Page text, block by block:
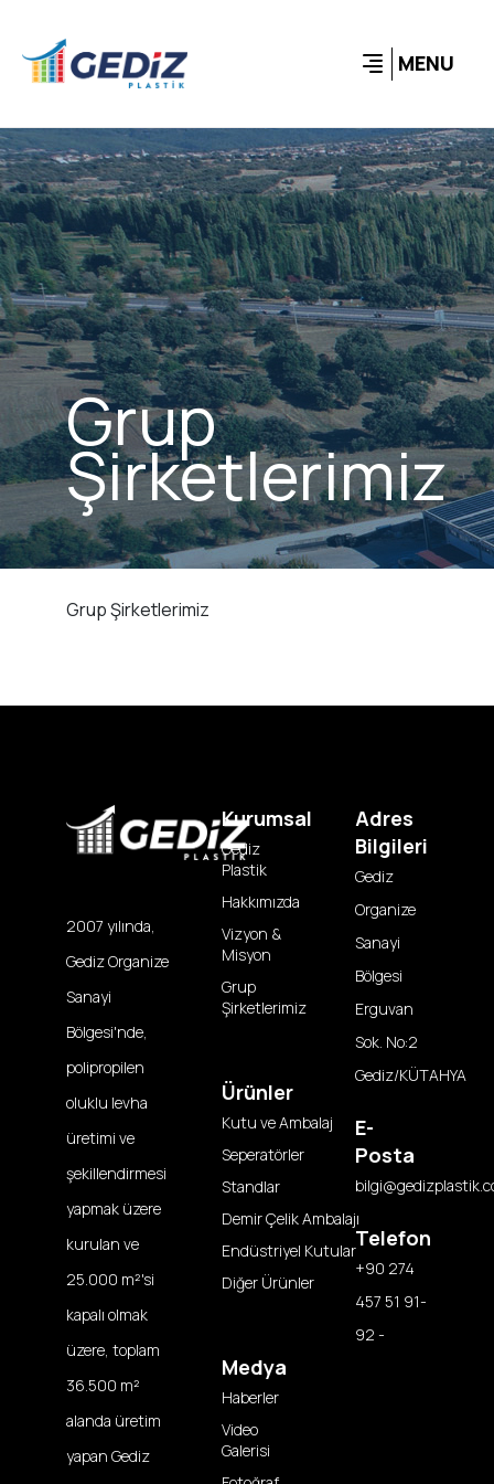
MENU
Grup
Şirketlerimiz
Grup Şirketlerimiz
2007 yılında,
Gediz Organize
Sanayi
Bölgesi'nde,
polipropilen
oluklu levha
üretimi ve
şekillendirmesi
yapmak üzere
kurulan ve
25.000 m²'si
kapalı olmak
üzere, toplam
36.500 m²
alanda üretim
yapan Gediz
Kurumsal
Gediz
Plastik
Hakkımızda
Vizyon &
Misyon
Grup
Şirketlerimiz
Ürünler
Kutu ve Ambalaj
Seperatörler
Standlar
Demir Çelik Ambalajı
Endüstriyel Kutular
Diğer Ürünler
Medya
Haberler
Video
Galerisi
Adres
Bilgileri
Gediz
Organize
Sanayi
Bölgesi
Erguvan
Sok. No:2
Gediz/KÜTAHYA
E-
Posta
Telefon
+90 274
457 51 91-
92 -